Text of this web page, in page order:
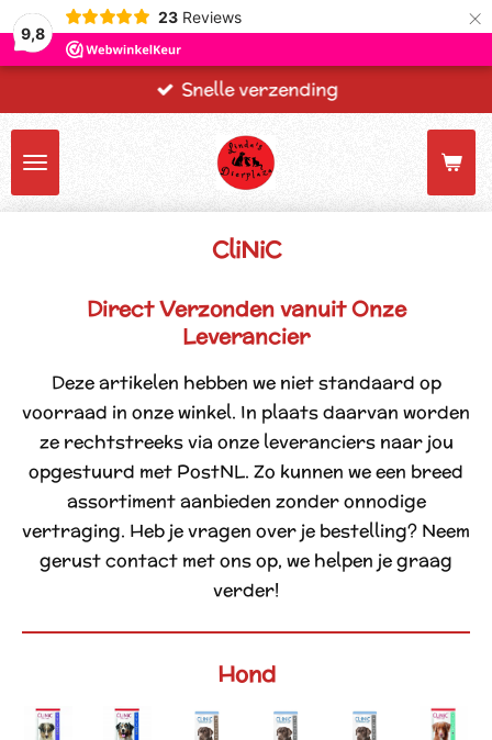
9,8
23 Reviews ×
Snelle verzending
CliNiC
Direct Verzonden vanuit Onze
Leverancier
Deze artikelen hebben we niet standaard op
voorraad in onze winkel. In plaats daarvan worden
ze rechtstreeks via onze leveranciers naar jou
opgestuurd met PostNL. Zo kunnen we een breed
assortiment aanbieden zonder onnodige
vertraging. Heb je vragen over je bestelling? Neem
gerust contact met ons op, we helpen je graag
verder!
Hond